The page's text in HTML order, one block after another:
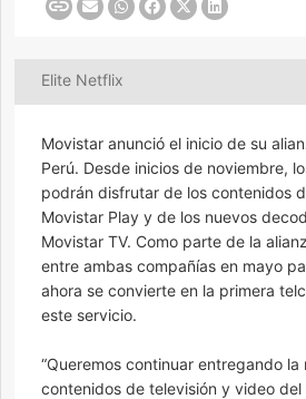
Elite Netflix
Movistar anunció el inicio de su
Perú. Desde inicios de noviembre,
podrán disfrutar de los contenidos
Movistar Play y de los nuevos
Movistar TV. Como parte de la
entre ambas compañías en mayo
ahora se convierte en la primera
este servicio.
“Queremos continuar entregando
contenidos de televisión y video